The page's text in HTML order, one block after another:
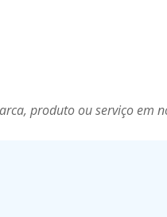
produto ou serviço em